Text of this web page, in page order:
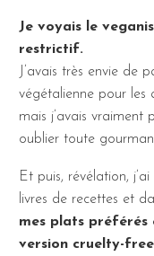
Je voyais le
restrictif.
J’avais très envie de
végétalienne pour les
mais j’avais vraiment
oublier toute
Et puis, révélation,
livres de recettes et
mes plats
version cruelty-free